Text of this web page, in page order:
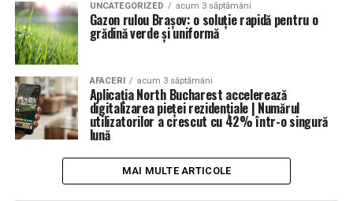
UNCATEGORIZED acum 3 săptămâni
Gazon rulou Brașov: o soluție rapidă pentru o
grădină verde și uniformă
AFACERI acum 3 săptămâni
Aplicația North Bucharest accelerează
digitalizarea pieței rezidențiale | Numărul
utilizatorilor a crescut cu 42% într-o singură
lună
MAI MULTE ARTICOLE